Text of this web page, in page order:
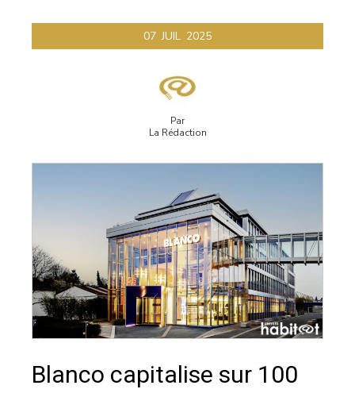
07 JUIL 2025
Par
La Rédaction
Blanco capitalise sur 100